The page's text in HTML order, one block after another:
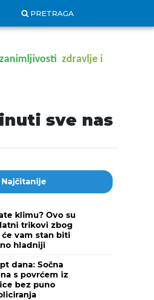
PRETRAGA
zanimljivosti zdravlje i
sve nas
Najčitanije
klimu? Ovo su
trikovi zbog
vam stan biti
hladniji
dana: Sočna
s povrćem iz
bez puno